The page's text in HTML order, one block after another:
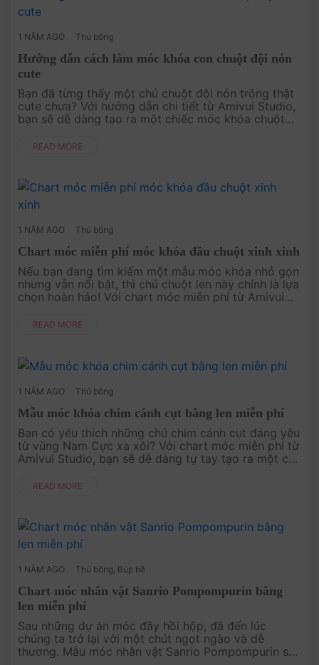
1 NĂM AGO Thú bông
Hướng dẫn cách làm móc khóa con chuột đội nón
cute
Bạn đã từng thấy một chú chuột đội nón trông thật
cute chưa? Với hướng dẫn chi tiết từ Amivui Studio,
bạn sẽ dễ dàng tạo ra một chiếc móc khóa chuột
chỉ mang đến niềm v....
READ MORE
1 NĂM AGO Thú bông
Chart móc miễn phí móc khóa đầu chuột xinh xinh
Nếu bạn đang tìm kiếm một mẫu móc khóa nhỏ gọn
nhưng vẫn nổi bật, thì chú chuột len này chính là lựa
chọn hoàn hảo! Với chart móc miễn phí từ Amivui
đầu chuột cực kỳ dễ....
READ MORE
1 NĂM AGO Thú bông
Mẫu móc khóa chim cánh cụt bằng len miễn phí
Bạn có yêu thích những chú chim cánh cụt đáng yêu
từ vùng Nam Cực xa xôi? Với chart móc miễn phí từ
Amivui Studio, bạn sẽ dễ dàng tự tay tạo ra một chú
rất đơn giản và....
READ MORE
1 NĂM AGO Thú bông, Búp bê
Chart móc nhân vật Sanrio Pompompurin bằng
len miễn phí
Sau những dự án móc đầy hồi hộp, đã đến lúc
chúng ta trở lại với một chút ngọt ngào và dễ
thương. Mẫu móc nhân vật Sanrio Pompompurin sẽ